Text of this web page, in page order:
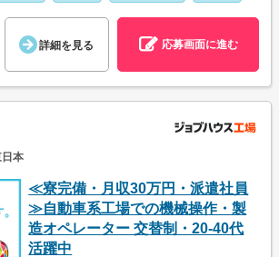
詳細を見る 応募画面に進む
本
≪寮完備・月収30万円・派遣社員
≫自動車系工場での機械操作・製
造オペレーター 交替制・20-40代
活躍中